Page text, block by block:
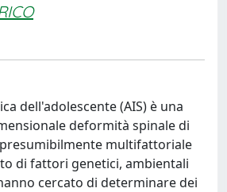
dell'adolescente (AIS) è una
deformità spinale di
multifattoriale
di fattori genetici, ambientali
cercato di determinare dei